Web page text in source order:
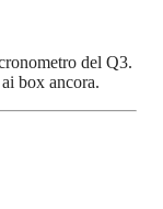
del Q3.
box ancora.